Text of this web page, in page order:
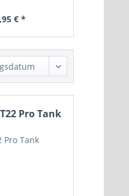
€ *
Pro Tank
Pro Tank